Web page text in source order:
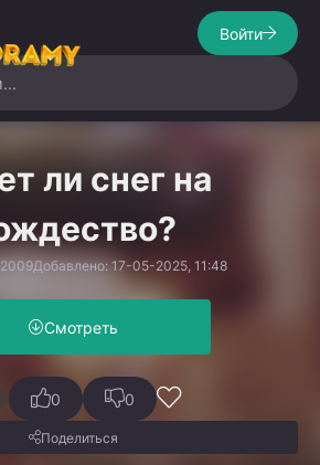
Войти
ли снег на
2009Добавлено: 17-05-2025, 11:48
Смотреть
0 0
Поделиться